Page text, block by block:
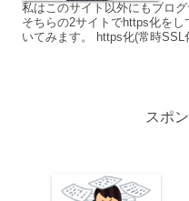
私はこのサイト以外にもブロ
そちらの2サイトでhttps化を
いてみます。 https化(常時
スポ